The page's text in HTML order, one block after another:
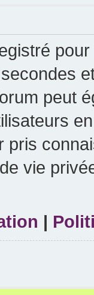
peut
pris
vie
|